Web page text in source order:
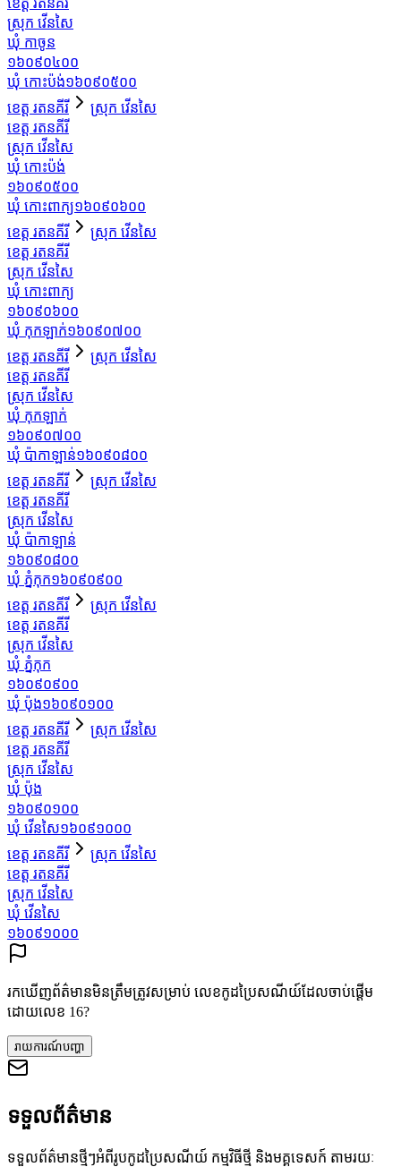
ខេត្ត រតនគីរី
ស្រុក វើនសៃ
ឃុំ កាចូន
១៦០៩០៤០០
ឃុំ កោះប៉ង់១៦០៩០៥០០
ខេត្ត រតនគីរី
ស្រុក វើនសៃ
ខេត្ត រតនគីរី
ស្រុក វើនសៃ
ឃុំ កោះប៉ង់
១៦០៩០៥០០
ឃុំ កោះពាក្យ១៦០៩០៦០០
ខេត្ត រតនគីរី
ស្រុក វើនសៃ
ខេត្ត រតនគីរី
ស្រុក វើនសៃ
ឃុំ កោះពាក្យ
១៦០៩០៦០០
ឃុំ កុកឡាក់១៦០៩០៧០០
ខេត្ត រតនគីរី
ស្រុក វើនសៃ
ខេត្ត រតនគីរី
ស្រុក វើនសៃ
ឃុំ កុកឡាក់
១៦០៩០៧០០
ឃុំ ប៉ាកាឡាន់១៦០៩០៨០០
ខេត្ត រតនគីរី
ស្រុក វើនសៃ
ខេត្ត រតនគីរី
ស្រុក វើនសៃ
ឃុំ ប៉ាកាឡាន់
១៦០៩០៨០០
ឃុំ ភ្នំកុក១៦០៩០៩០០
ខេត្ត រតនគីរី
ស្រុក វើនសៃ
ខេត្ត រតនគីរី
ស្រុក វើនសៃ
ឃុំ ភ្នំកុក
១៦០៩០៩០០
ឃុំ ប៉ុង១៦០៩០១០០
ខេត្ត រតនគីរី
ស្រុក វើនសៃ
ខេត្ត រតនគីរី
ស្រុក វើនសៃ
ឃុំ ប៉ុង
១៦០៩០១០០
ឃុំ វើនសៃ១៦០៩១០០០
ខេត្ត រតនគីរី
ស្រុក វើនសៃ
ខេត្ត រតនគីរី
ស្រុក វើនសៃ
ឃុំ វើនសៃ
១៦០៩១០០០
រកឃើញព័ត៌មានមិនត្រឹមត្រូវសម្រាប់ លេខកូដប្រៃសណីយ៍ដែលចាប់ផ្តើម
ដោយលេខ 16?
រាយការណ៍បញ្ហា
ទទួលព័ត៌មាន
ទទួលព័ត៌មានថ្មីៗអំពីរូបកូដប្រៃសណីយ៍ កម្មវិធីថ្មី និងមគ្គុទេសក៍ តាមរយៈ